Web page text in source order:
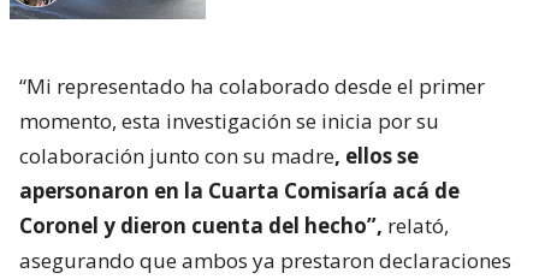
“Mi representado ha colaborado desde el primer
momento, esta investigación se inicia por su
colaboración junto con su madre, ellos se
apersonaron en la Cuarta Comisaría acá de
Coronel y dieron cuenta del hecho”, relató,
asegurando que ambos ya prestaron declaraciones